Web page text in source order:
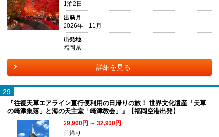
1泊2日
出発月
2026年 11月
出発地
福岡県
詳細を見る
29
『往復天草エアライン直行便利用の日帰りの旅！ 世界文化遺産「天草
の崎津集落」と海の天主堂「崎津教会」』【福岡空港出発】
29,900円 ～ 32,900円
日帰り